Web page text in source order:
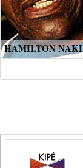
HAMILTON NAKI